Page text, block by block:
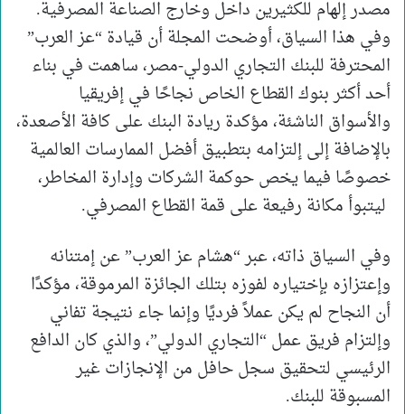
مصدر إلهام للكثيرين داخل وخارج الصناعة المصرفية.
وفي هذا السياق، أوضحت المجلة أن قيادة “عز العرب”
المحترفة للبنك التجاري الدولي-مصر، ساهمت في بناء
أحد أكثر بنوك القطاع الخاص نجاحًا في إفريقيا
والأسواق الناشئة، مؤكدة ريادة البنك على كافة الأصعدة،
بالإضافة إلى إلتزامه بتطبيق أفضل الممارسات العالمية
خصوصًا فيما يخص حوكمة الشركات وإدارة المخاطر،
ليتبوأ مكانة رفيعة على قمة القطاع المصرفي.
وفي السياق ذاته، عبر “هشام عز العرب” عن إمتنانه
وإعتزازه بإختياره لفوزه بتلك الجائزة المرموقة، مؤكدًا
أن النجاح لم يكن عملاً فرديًا وإنما جاء نتيجة تفاني
وإلتزام فريق عمل “التجاري الدولي”، والذي كان الدافع
الرئيسي لتحقيق سجل حافل من الإنجازات غير
المسبوقة للبنك.